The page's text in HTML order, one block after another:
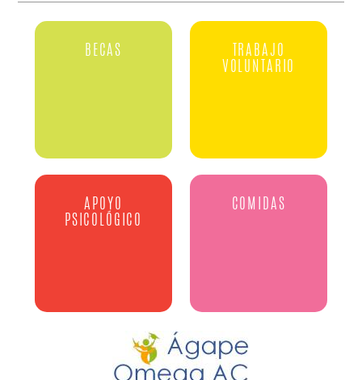
BECAS
TRABAJO
VOLUNTARIO
APOYO
PSICOLÓGICO
COMIDAS